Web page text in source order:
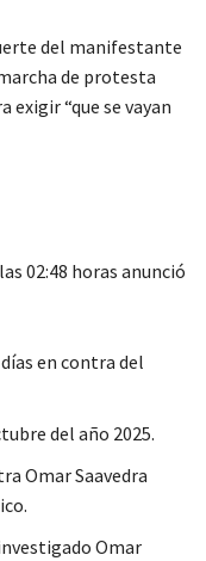
del manifestante
de protesta
exigir “que se vayan
02:48 horas anunció
en contra del
del año 2025.
Omar Saavedra
Omar